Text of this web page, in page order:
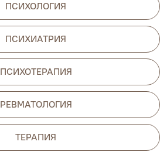
ПСИХОЛОГИЯ
ПСИХИАТРИЯ
ПСИХОТЕРАПИЯ
РЕВМАТОЛОГИЯ
ТЕРАПИЯ